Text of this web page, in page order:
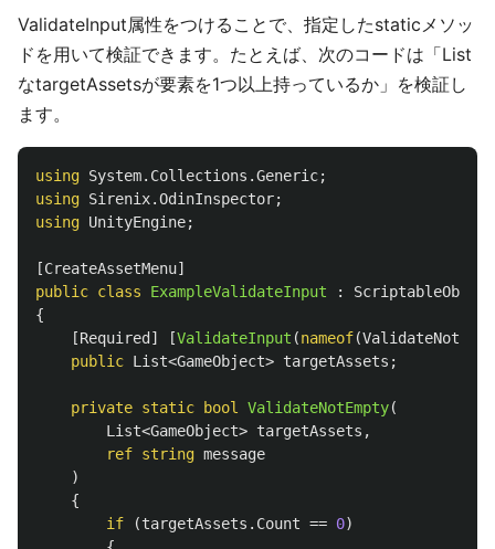
ValidateInput属性をつけることで、指定したstaticメソッ
ドを用いて検証できます。たとえば、次のコードは「List
なtargetAssetsが要素を1つ以上持っているか」を検証し
ます。
using System.Collections.Generic;
using Sirenix.OdinInspector;
using UnityEngine;
[CreateAssetMenu]
public class ExampleValidateInput :
ScriptableObject
{
[Required ] [ValidateInput (nameof(
public List<GameObject> targetAssets ;
private static bool ValidateNotEmpty(
List<GameObject> targetAssets ,
ref string message
)
{
if
(targetAssets . Count == 0)